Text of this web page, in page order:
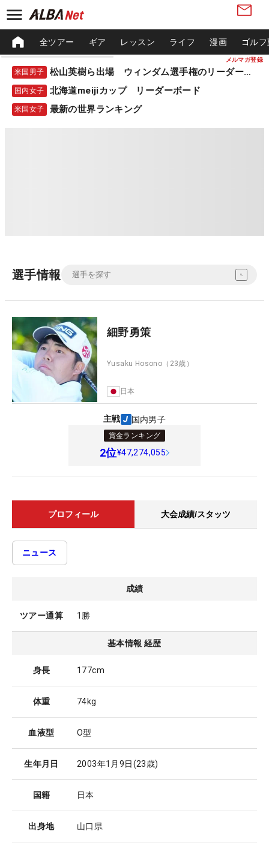
メルマガ登録
全ツアー ギア レッスン ライフ 漫画 ゴル
米国男子 松山英樹ら出場 ウィンダム選手権のリーダーボード
国内女子 北海道meijiカップ リーダーボード
米国女子 最新の世界ランキング
選手情報
細野勇策
Yusaku Hosono （23歳）
日本
主戦 国内男子
賞金ランキング
2位¥47,274,055
プロフィール 大会成績/スタッツ
ニュース
成績
ツアー通算 1勝
基本情報 経歴
身長 177cm
体重 74kg
血液型 O型
生年月日 2003年1月9日(23歳)
国籍 日本
出身地 山口県